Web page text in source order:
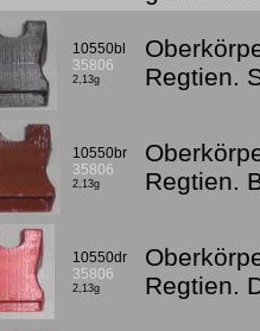
10550bl
35806
2,13g
Regtien.
10550br
35806
2,13g
Regtien.
10550dr
35806
2,13g
Regtien.